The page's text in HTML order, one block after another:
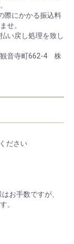
際にかかる振込料
せ。
い戻し処理を致し
音寺町662-4 株
ださい
お手数ですが、
。